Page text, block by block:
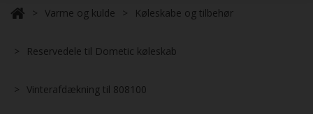
Varme og kulde Køleskabe og tilbehør
Reservedele til Dometic køleskab
Vinterafdækning til 808100